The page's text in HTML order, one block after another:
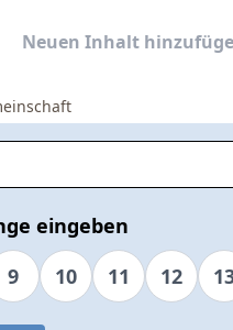
Neuen Inhalt
eingeben
9 10 11 12